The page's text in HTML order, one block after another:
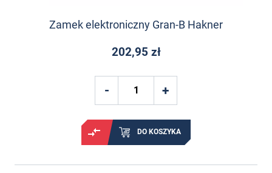
Zamek elektroniczny Gran-B Hakner
202,95 zł
DO KOSZYKA